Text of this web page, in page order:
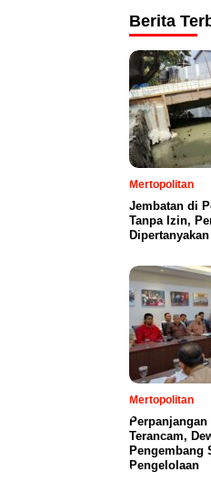
Berita
Mertopolitan
Jembatan di
Tanpa Izin,
Dipertanyakan
Mertopolitan
Perpanjangan
Terancam,
Pengembang
Pengelolaan